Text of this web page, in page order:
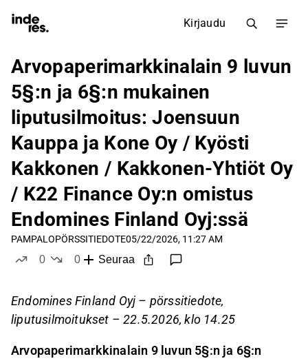
Kirjaudu
Arvopaperimarkkinalain 9 luvun
5§:n ja 6§:n mukainen
liputusilmoitus: Joensuun
Kauppa ja Kone Oy / Kyösti
Kakkonen / Kakkonen-Yhtiöt Oy
/ K22 Finance Oy:n omistus
Endomines Finland Oyj:ssä
PAMPALOPÖRSSITIEDOTE05/22/2026, 11:27 AM
0
0
Seuraa
Endomines Finland Oyj – pörssitiedote,
liputusilmoitukset – 22.5.2026, klo 14.25
Arvopaperimarkkinalain 9 luvun 5§:n ja 6§:n